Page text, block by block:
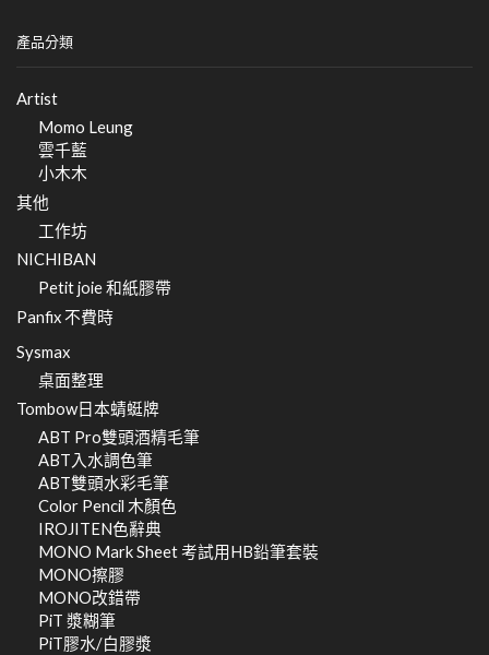
產品分類
Artist
Momo Leung
雲千藍
小木木
其他
工作坊
NICHIBAN
Petit joie 和紙膠帶
Panfix 不費時
Sysmax
桌面整理
Tombow日本蜻蜓牌
ABT Pro雙頭酒精毛筆
ABT入水調色筆
ABT雙頭水彩毛筆
Color Pencil 木顏色
IROJITEN色辭典
MONO Mark Sheet 考試用HB鉛筆套裝
MONO擦膠
MONO改錯帶
PiT 漿糊筆
PiT膠水/白膠漿